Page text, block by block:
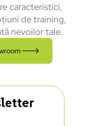
caracteristici,
de training,
nevoilor tale.